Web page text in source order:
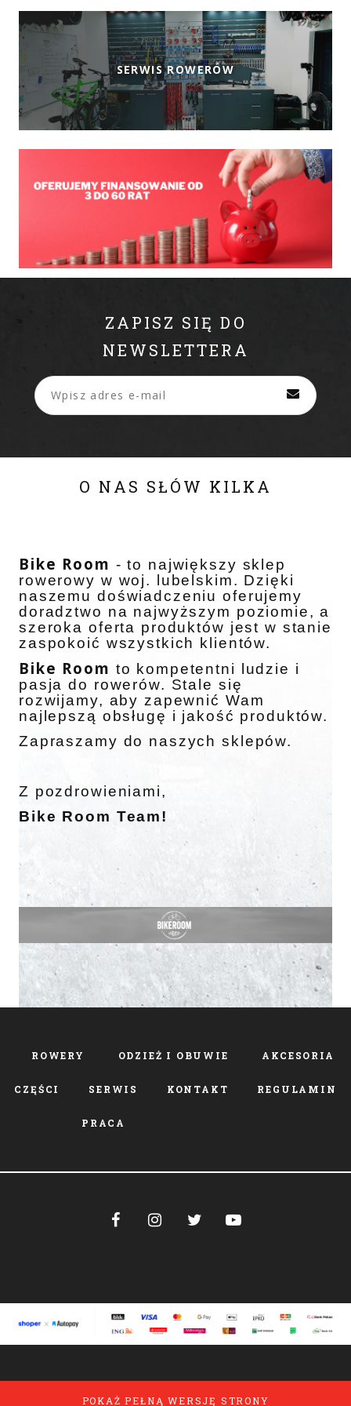
SERWIS ROWERÓW
ZAPISZ SIĘ DO
NEWSLETTERA
O NAS SŁÓW KILKA
Bike Room - to największy sklep
rowerowy w woj. lubelskim. Dzięki
naszemu doświadczeniu oferujemy
doradztwo na najwyższym poziomie, a
szeroka oferta produktów jest w stanie
zaspokoić wszystkich klientów.
Bike Room to kompetentni ludzie i
pasja do rowerów. Stale się
rozwijamy, aby zapewnić Wam
najlepszą obsługę i jakość produktów.
Zapraszamy do naszych sklepów.
Z pozdrowieniami,
Bike Room Team!
ROWERY ODZIEŻ I OBUWIE AKCESORIA
CZĘŚCI SERWIS KONTAKT REGULAMIN
PRACA
   
POKAŻ PEŁNĄ WERSJĘ STRONY